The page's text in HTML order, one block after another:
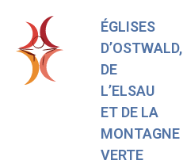
ÉGLISES
D’OSTWALD,
DE
L’ELSAU
ET DE LA
MONTAGNE
VERTE